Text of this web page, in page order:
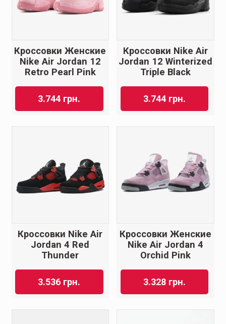
Кроссовки Женские
Nike Air Jordan 12
Retro Pearl Pink
3.744 грн.
Кроссовки Nike Air
Jordan 12 Winterized
Triple Black
3.744 грн.
Кроссовки Nike Air
Jordan 4 Red
Thunder
3.536 грн.
Кроссовки Женские
Nike Air Jordan 4
Orchid Pink
3.328 грн.